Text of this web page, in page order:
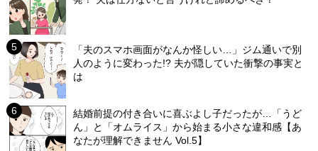
「夫のスマホ画面がなんか怪しい…」ジム通いで別
人のように変わった!? 夫が隠していた衝撃の事実と
は
結婚前提の付き合いに喜ぶよし子だったが…「うど
ん」と「オムライス」から始まる小さな違和感【あ
なたが理解できません Vol.5】